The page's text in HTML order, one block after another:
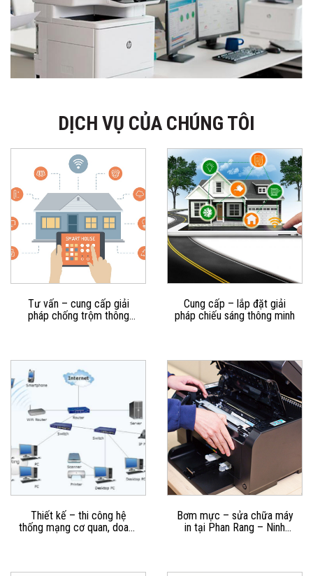
DỊCH VỤ CỦA CHÚNG TÔI
Tư vấn – cung cấp giải
pháp chống trộm thông
Cung cấp – lắp đặt giải
pháp chiếu sáng thông minh
Thiết kế – thi công hệ
thống mạng cơ quan, doanh
Bơm mực – sửa chữa máy
in tại Phan Rang – Ninh